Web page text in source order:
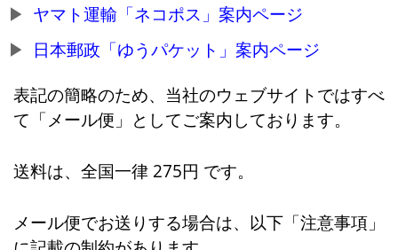
ヤマト運輸「ネコポス」案内ページ
日本郵政「ゆうパケット」案内ページ
表記の簡略のため、当社のウェブサイトではすべ
て「メール便」としてご案内しております。
送料は、全国一律 275円 です。
メール便でお送りする場合は、以下「注意事項」